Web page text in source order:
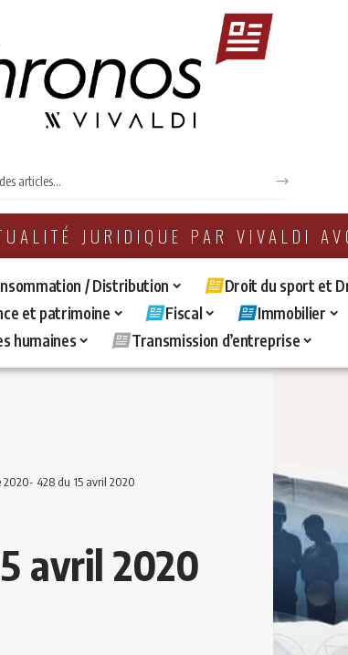
JURIDIQUE PAR VIVALDI
/ Distribution
Droit du sport et
et patrimoine Fiscal Immobilier
humaines Transmission d’entreprise
2020- 428 du 15 avril 2020
avril 2020